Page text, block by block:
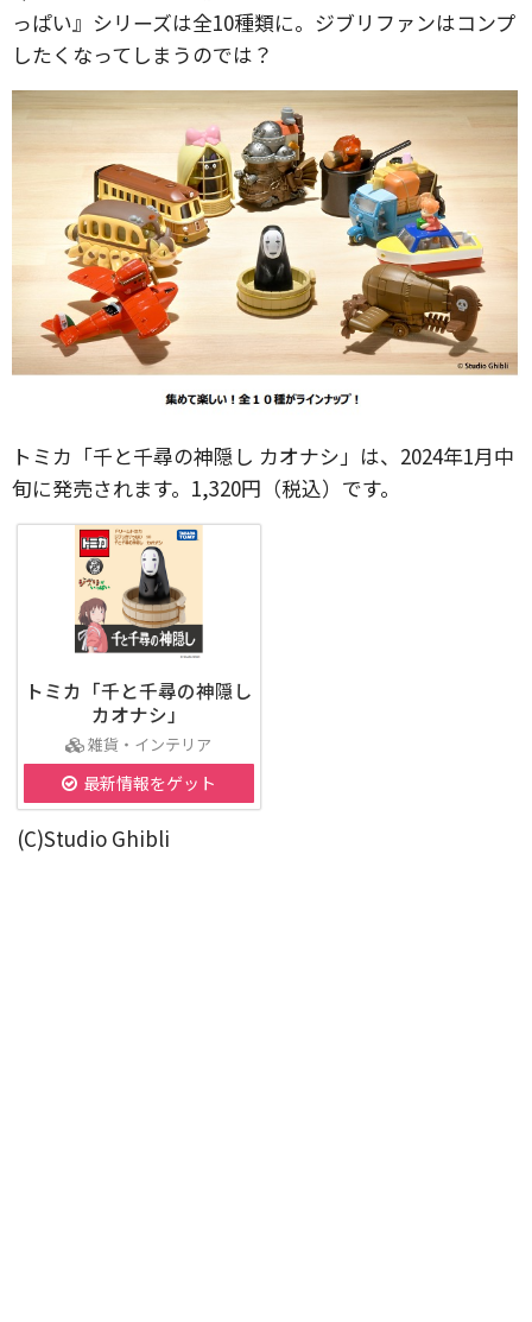
っぱい』シリーズは全10種類に。ジブリファンはコンプ
したくなってしまうのでは？
トミカ「千と千尋の神隠し カオナシ」は、2024年1月中
旬に発売されます。1,320円（税込）です。
トミカ「千と千尋の神隠し
カオナシ」
雑貨・インテリア
最新情報をゲット
(C)Studio Ghibli